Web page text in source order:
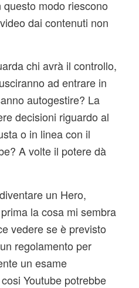
modo riescono
dai contenuti non
chi avrà il controllo,
ad entrare in
autogestire? La
decisioni riguardo al
o in linea con il
A volte il potere dà
un Hero,
la cosa mi sembra
vedere se è previsto
regolamento per
un esame
Youtube potrebbe